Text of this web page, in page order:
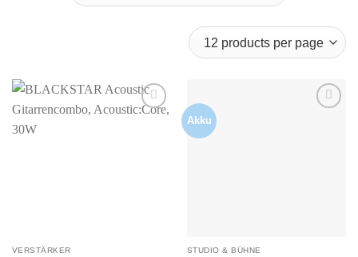
VERSTÄRKER
Akku
STUDIO & BÜHNE